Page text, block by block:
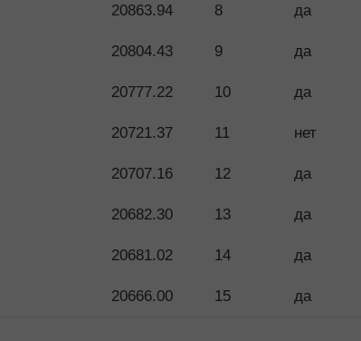
20863.94 8 да
20804.43 9 да
20777.22 10 да
20721.37 11 нет
20707.16 12 да
20682.30 13 да
20681.02 14 да
20666.00 15 да